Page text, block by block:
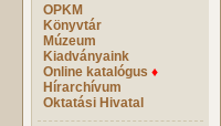
OPKM
Könyvtár
Múzeum
Kiadványaink
Online katalógus ♦
Hírarchívum
Oktatási Hivatal